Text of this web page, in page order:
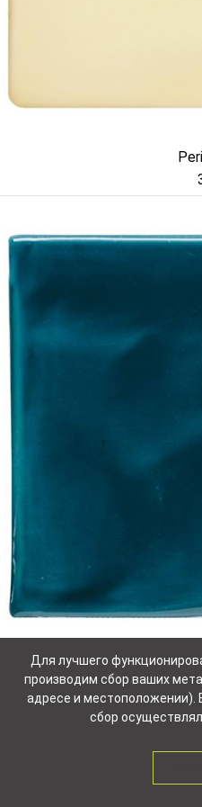
Для лучшего
производим сбор ваших
адресе и местоположении).
сбор